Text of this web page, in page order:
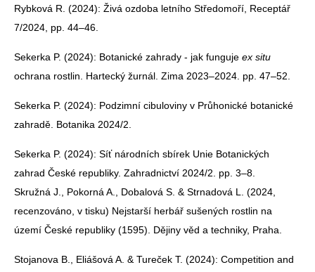
Rybková R. (2024): Živá ozdoba letního Středomoří, Receptář
7/2024, pp. 44–46.
Sekerka P. (2024): Botanické zahrady - jak funguje ex situ
ochrana rostlin. Hartecký žurnál. Zima 2023–2024. pp. 47–52.
Sekerka P. (2024): Podzimní cibuloviny v Průhonické botanické
zahradě. Botanika 2024/2.
Sekerka P. (2024): Síť národních sbírek Unie Botanických
zahrad České republiky. Zahradnictví 2024/2. pp. 3–8.
Skružná J., Pokorná A., Dobalová S. & Strnadová L. (2024,
recenzováno, v tisku) Nejstarší herbář sušených rostlin na
území České republiky (1595). Dějiny věd a techniky, Praha.
Stojanova B., Eliášová A. & Tureček T. (2024): Competition and